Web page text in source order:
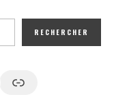
RECHERCHER
Google News